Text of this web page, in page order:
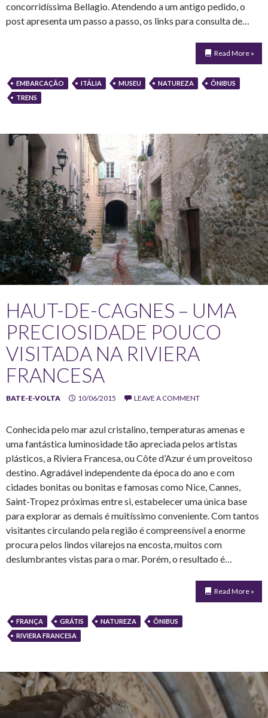
concorridíssima Bellagio. Atendendo a um antigo pedido, o
post apresenta um passo a passo, os links para consulta de…
Read More »
EMBARCAÇÃO ITÁLIA MUSEU NATUREZA
ÔNIBUS
TRENS
HAUT-DE-CAGNES – UMA
PRECIOSIDADE POUCO
VISITADA NA RIVIERA
FRANCESA
BATE-E-VOLTA 10/06/2015 LEAVE A COMMENT
Conhecida pelo mar azul cristalino, temperaturas amenas e
uma fantástica luminosidade tão apreciada pelos artistas
plásticos, a Riviera Francesa, ou Côte d’Azur é um proveitoso
destino. Agradável independente da época do ano e com
cidades bonitas ou bonitas e famosas como Nice, Cannes,
Saint-Tropez próximas entre si, estabelecer uma única base
para explorar as demais é muitíssimo conveniente. Com tantos
visitantes circulando pela região é compreensível a enorme
procura pelos lindos vilarejos na encosta, muitos com
deslumbrantes vistas para o mar. Porém, o resultado é…
Read More »
FRANÇA GRÁTIS NATUREZA
ÔNIBUS
RIVIERA FRANCESA